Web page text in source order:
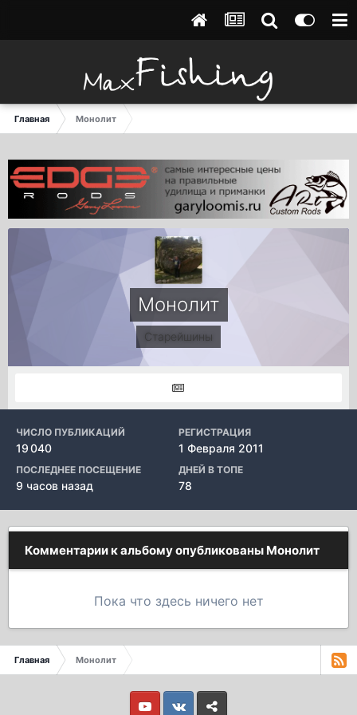
Главная Монолит
Монолит
Старейшины
ЧИСЛО ПУБЛИКАЦИЙ
19 040
РЕГИСТРАЦИЯ
1 Февраля 2011
ПОСЛЕДНЕЕ ПОСЕЩЕНИЕ
9 часов назад
ДНЕЙ В ТОПЕ
78
Комментарии к альбому опубликованы Монолит
Пока что здесь ничего нет
Главная Монолит